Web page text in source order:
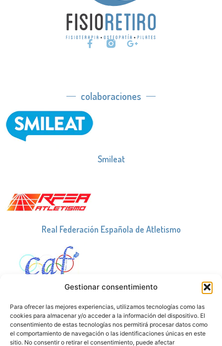
Gestionar consentimiento
Para ofrecer las mejores experiencias, utilizamos tecnologías como las
cookies para almacenar y/o acceder a la información del dispositivo. El
consentimiento de estas tecnologías nos permitirá procesar datos como
el comportamiento de navegación o las identificaciones únicas en este
sitio. No consentir o retirar el consentimiento, puede afectar
colaboraciones
Smileat
Real Federación Española de Atletismo